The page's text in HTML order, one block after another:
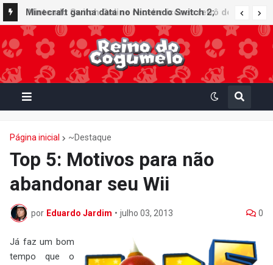
Nintendo Switch Online recebe ícones retrô de
Mario Paint (SNES) e Mario Kart: Super Circuit
(GBA)
Página inicial ~Destaque
Top 5: Motivos para não
abandonar seu Wii
por Eduardo Jardim • julho 03, 2013 0
Já faz um bom
tempo que o